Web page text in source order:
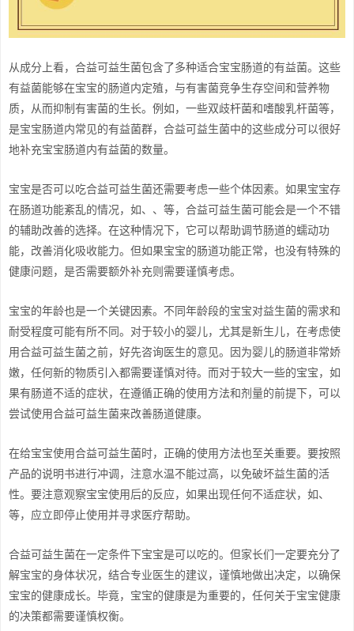
从成分上看，合益可益生菌包含了多种适合宝宝肠道的有益菌。这些
有益菌能够在宝宝的肠道内定殖，与有害菌竞争生存空间和营养物
质，从而抑制有害菌的生长。例如，一些双歧杆菌和嗜酸乳杆菌等，
是宝宝肠道内常见的有益菌群，合益可益生菌中的这些成分可以很好
地补充宝宝肠道内有益菌的数量。
宝宝是否可以吃合益可益生菌还需要考虑一些个体因素。如果宝宝存
在肠道功能紊乱的情况，如、、等，合益可益生菌可能会是一个不错
的辅助改善的选择。在这种情况下，它可以帮助调节肠道的蠕动功
能，改善消化吸收能力。但如果宝宝的肠道功能正常，也没有特殊的
健康问题，是否需要额外补充则需要谨慎考虑。
宝宝的年龄也是一个关键因素。不同年龄段的宝宝对益生菌的需求和
耐受程度可能有所不同。对于较小的婴儿，尤其是新生儿，在考虑使
用合益可益生菌之前，好先咨询医生的意见。因为婴儿的肠道非常娇
嫩，任何新的物质引入都需要谨慎对待。而对于较大一些的宝宝，如
果有肠道不适的症状，在遵循正确的使用方法和剂量的前提下，可以
尝试使用合益可益生菌来改善肠道健康。
在给宝宝使用合益可益生菌时，正确的使用方法也至关重要。要按照
产品的说明书进行冲调，注意水温不能过高，以免破坏益生菌的活
性。要注意观察宝宝使用后的反应，如果出现任何不适症状，如、
等，应立即停止使用并寻求医疗帮助。
合益可益生菌在一定条件下宝宝是可以吃的。但家长们一定要充分了
解宝宝的身体状况，结合专业医生的建议，谨慎地做出决定，以确保
宝宝的健康成长。毕竟，宝宝的健康是为重要的，任何关于宝宝健康
的决策都需要谨慎权衡。